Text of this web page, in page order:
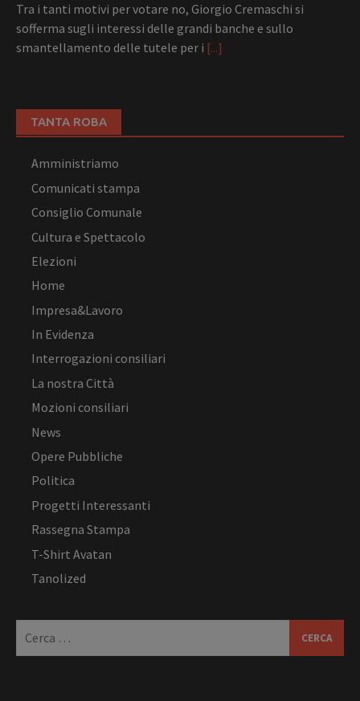
Tra i tanti motivi per votare no, Giorgio Cremaschi si
sofferma sugli interessi delle grandi banche e sullo
smantellamento delle tutele per i [...]
TANTA ROBA
Amministriamo
Comunicati stampa
Consiglio Comunale
Cultura e Spettacolo
Elezioni
Home
Impresa&Lavoro
In Evidenza
Interrogazioni consiliari
La nostra Città
Mozioni consiliari
News
Opere Pubbliche
Politica
Progetti Interessanti
Rassegna Stampa
T-Shirt Avatan
Tanolized
per: